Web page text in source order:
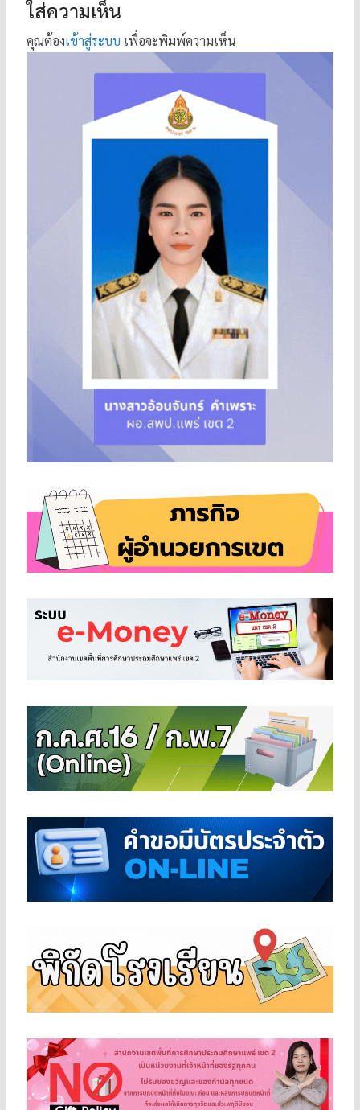
ใส่ความเห็น
คุณต้องเข้าสู่ระบบ เพื่อจะพิมพ์ความเห็น